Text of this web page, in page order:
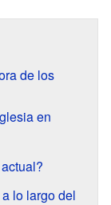
de los
en
lo largo del